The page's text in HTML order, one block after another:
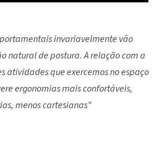
invariavelmente vão
natural de postura. A relação com a
atividades que exercemos no espaço
ergonomias mais confortáveis,
menos cartesianas"